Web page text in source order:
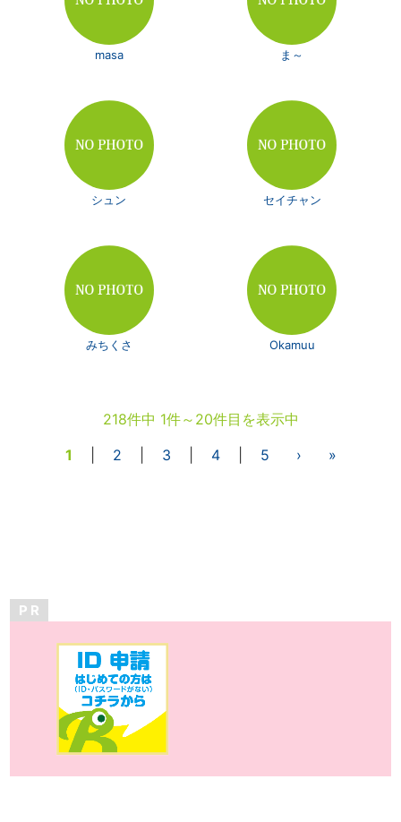
masa ま～
シュン セイチャン
みちくさ Okamuu
218件中 1件～20件目を表示中
1
2 3 4| 5 › »
P R